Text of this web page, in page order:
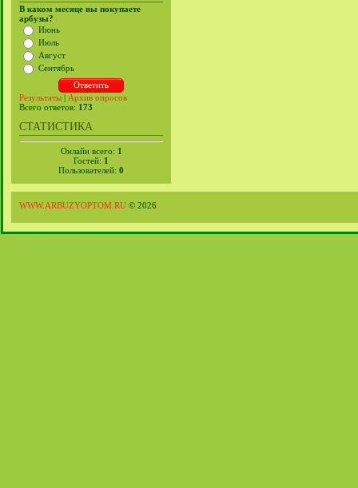
В каком месяце вы покупаете
арбузы?
Июнь
Июль
Август
Сентябрь
Результаты | Архив опросов
Всего ответов: 173
СТАТИСТИКА
Онлайн всего: 1
Гостей: 1
Пользователей: 0
WWW.ARBUZYOPTOM.RU © 2026